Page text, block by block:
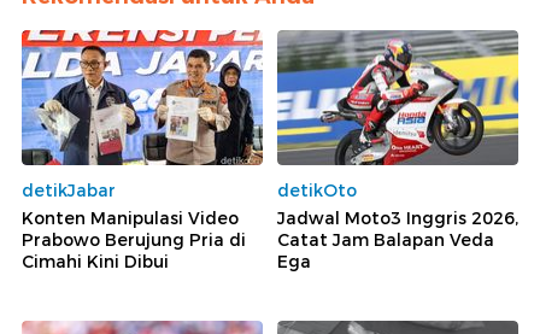
detikJabar
Konten Manipulasi Video
Prabowo Berujung Pria di
Cimahi Kini Dibui
detikOto
Jadwal Moto3 Inggris 2026,
Catat Jam Balapan Veda
Ega